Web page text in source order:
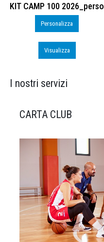
KIT CAMP 100 2026_perso
Personalizza
Visualizza
I nostri servizi
CARTA CLUB